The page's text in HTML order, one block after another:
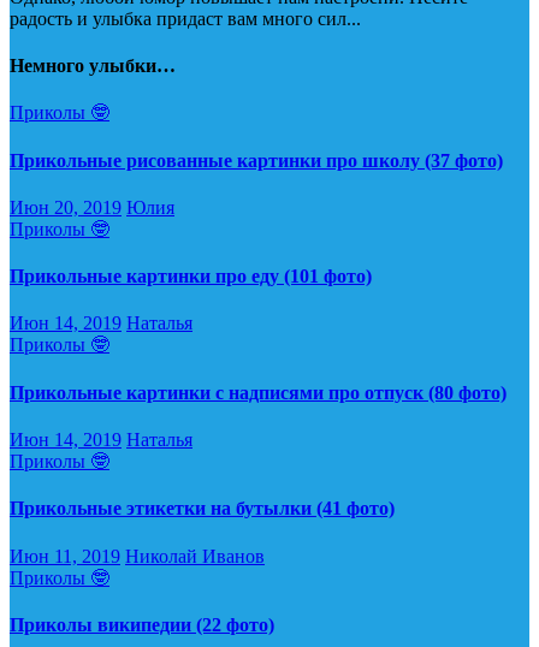
радость и улыбка придаст вам много сил...
Немного улыбки…
Приколы 🤓
Прикольные рисованные картинки про школу (37 фото)
Июн 20, 2019 Юлия
Приколы 🤓
Прикольные картинки про еду (101 фото)
Июн 14, 2019 Наталья
Приколы 🤓
Прикольные картинки с надписями про отпуск (80 фото)
Июн 14, 2019 Наталья
Приколы 🤓
Прикольные этикетки на бутылки (41 фото)
Июн 11, 2019 Николай Иванов
Приколы 🤓
Приколы википедии (22 фото)